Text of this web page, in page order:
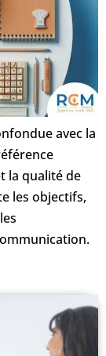
avec la
la qualité de
les objectifs,